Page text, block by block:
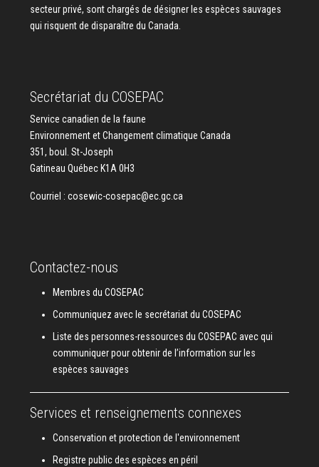
secteur privé, sont chargés de désigner les espèces sauvages
qui risquent de disparaître du Canada.
Secrétariat du COSEPAC
Service canadien de la faune
Environnement et Changement climatique Canada
351, boul. St-Joseph
Gatineau Québec K1A 0H3
Courriel : cosewic-cosepac@ec.gc.ca
Contactez-nous
Membres du COSEPAC
Communiquez avec le secrétariat du COSEPAC
Liste des personnes-ressources du COSEPAC avec qui
communiquer pour obtenir de l’information sur les
espèces sauvages
Services et renseignements connexes
Conservation et protection de l'environnement
Registre public des espèces en péril